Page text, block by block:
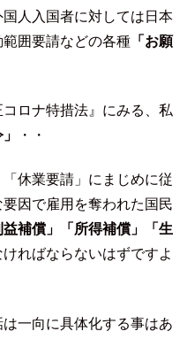
人入国者に対しては日本
囲要請などの各種 「お願
ロナ特措法』にみる、私
・・
休業要請」にまじめに従
因で雇用を奪われた国民
益補償」「所得補償」「生
ればならないはずですよ
は一向に具体化する事はあ